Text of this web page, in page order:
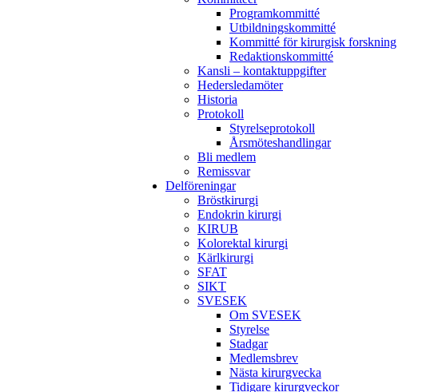
Programkommitté
Utbildningskommitté
Kommitté för kirurgisk forskning
Redaktionskommitté
Kansli – kontaktuppgifter
Hedersledamöter
Historia
Protokoll
Styrelseprotokoll
Årsmöteshandlingar
Bli medlem
Remissvar
Delföreningar
Bröstkirurgi
Endokrin kirurgi
KIRUB
Kolorektal kirurgi
Kärlkirurgi
SFAT
SIKT
SVESEK
Om SVESEK
Styrelse
Stadgar
Medlemsbrev
Nästa kirurgvecka
Tidigare kirurgveckor